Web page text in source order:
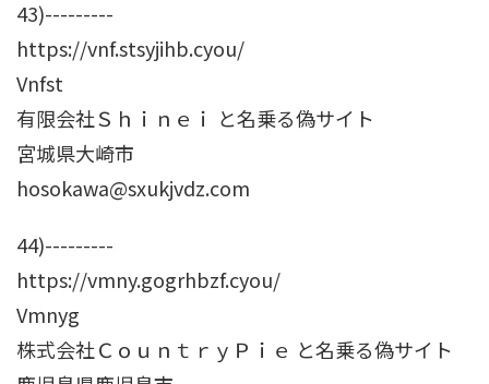
43)---------
https://vnf.stsyjihb.cyou/
Vnfst
有限会社Ｓｈｉｎｅｉ と名乗る偽サイト
宮城県大崎市
hosokawa@sxukjvdz.com
44)---------
https://vmny.gogrhbzf.cyou/
Vmnyg
株式会社ＣｏｕｎｔｒｙＰｉｅ と名乗る偽サイト